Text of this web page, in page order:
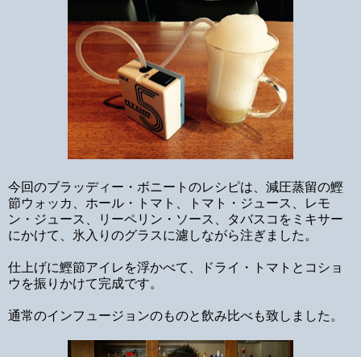
今回のブラッディー・ボニートのレシピは、減圧蒸留の鰹
節ウォッカ、ホール・トマト、トマト・ジュース、レモ
ン・ジュース、リーペリン・ソース、タバスコをミキサー
にかけて、氷入りのグラスに濾しながら注ぎました。
仕上げに鰹節アイレを浮かべて、ドライ・トマトとコショ
ウを振りかけて完成です。
通常のインフュージョンのものと飲み比べも致しました。